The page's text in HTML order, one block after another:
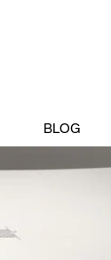
BLOG